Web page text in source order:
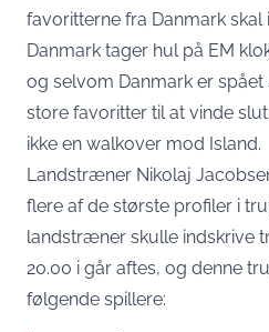
favoritterne fra Danmark skal
Danmark tager hul på EM
og selvom Danmark er
store favoritter til at vinde
ikke en walkover mod Island.
Landstræner Nikolaj
flere af de største profiler i
landstræner skulle indskrive
20.00 i går aftes, og denne
følgende spillere: